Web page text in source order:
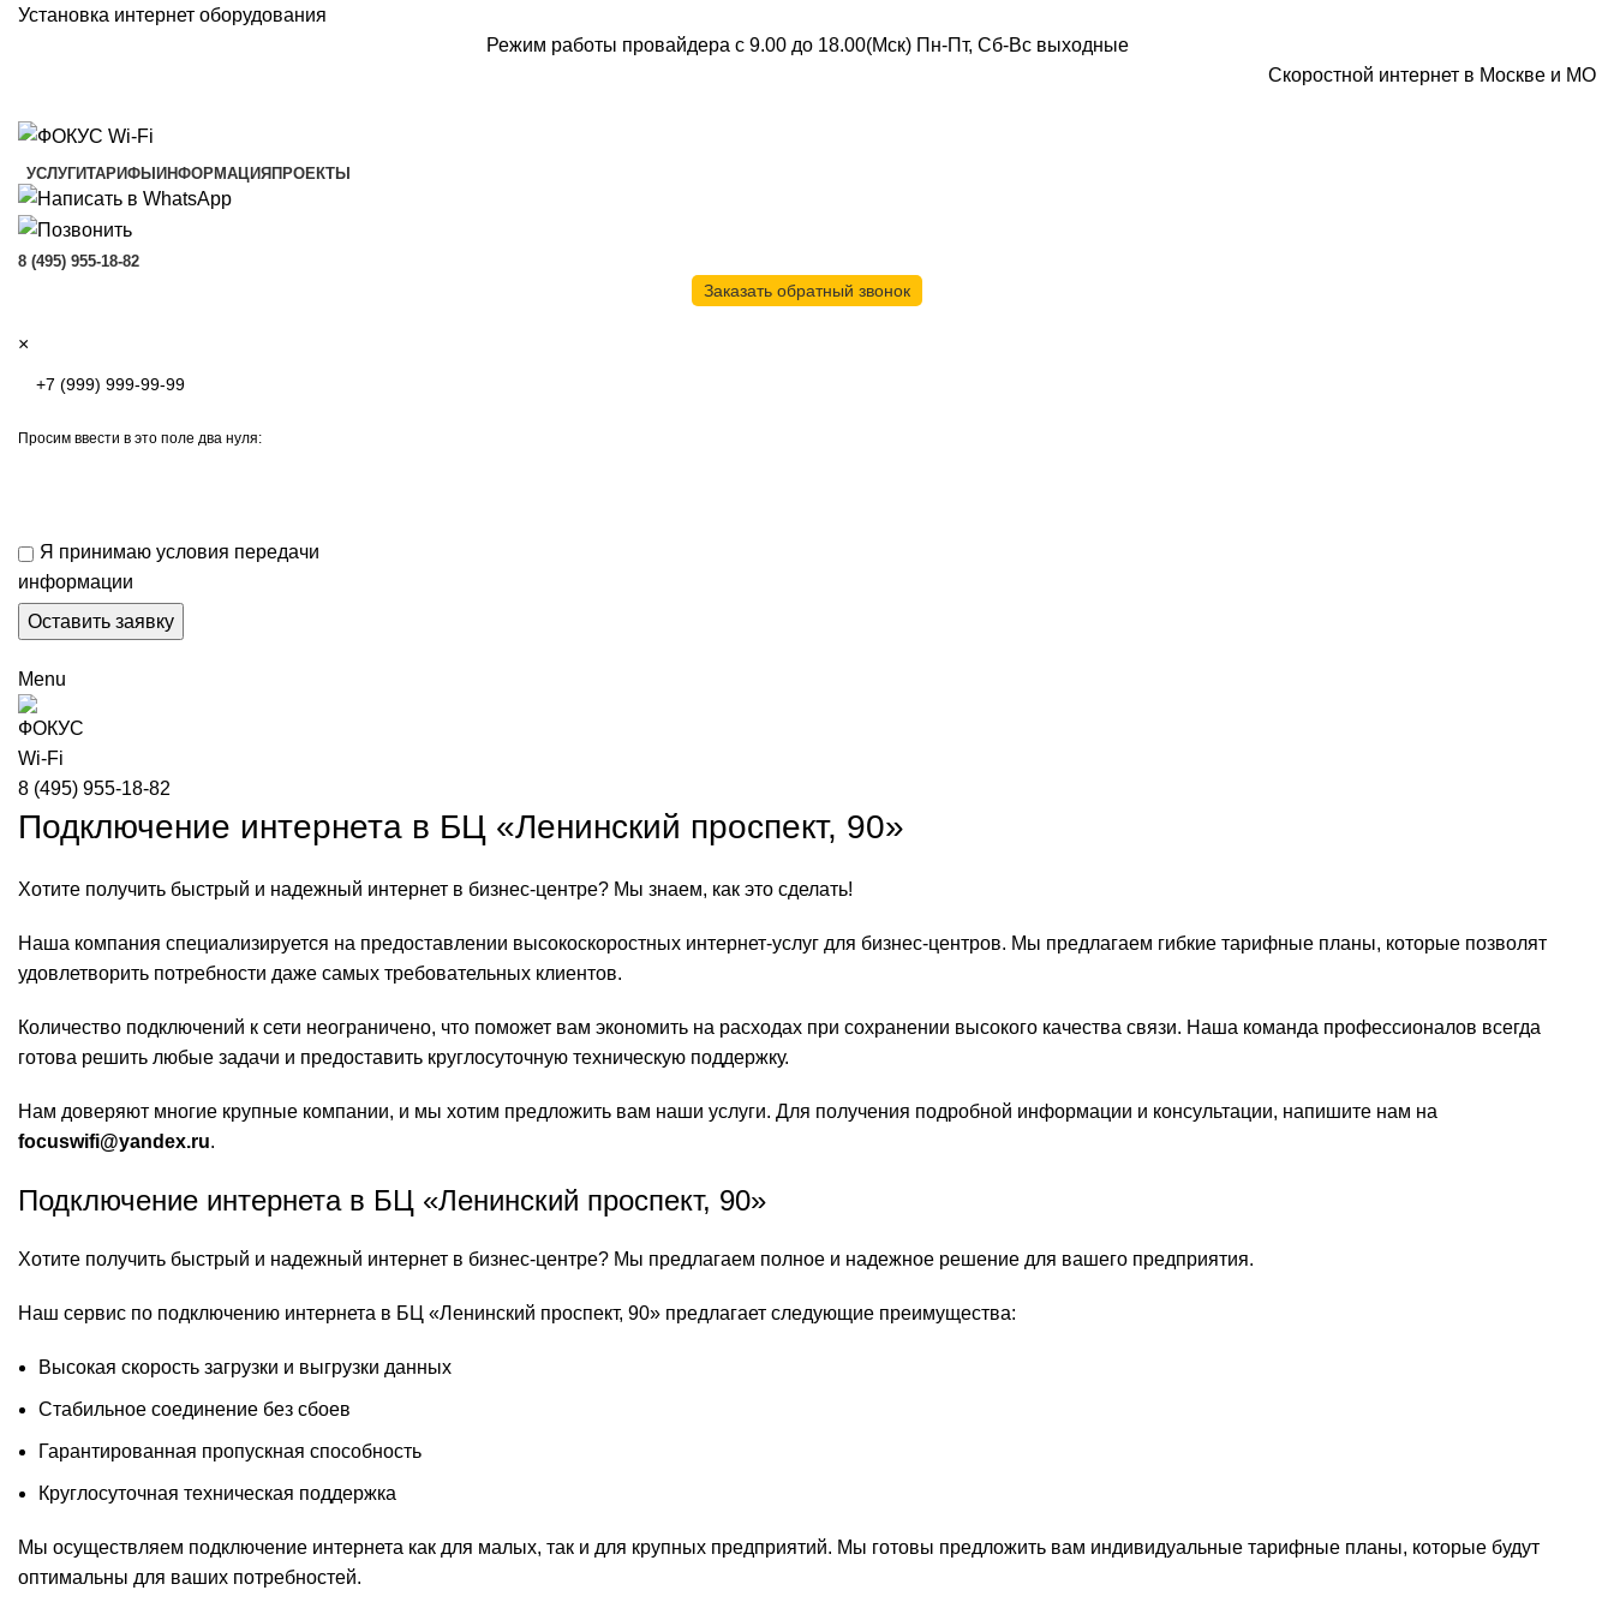
Установка интернет оборудования
Режим работы провайдера с 9.00 до 18.00(Мск) Пн-Пт, Сб-Вс выходные
Скоростной интернет в Москве и МО
УСЛУГИТАРИФЫ ИНФОРМАЦИЯ ПРОЕКТЫ
8 (495) 955-18-82
Заказать обратный звонок
×
Просим ввести в это поле два нуля:
Я принимаю условия передачи
информации
Menu
8 (495) 955-18-82
Подключение интернета в БЦ «Ленинский проспект, 90»
Хотите получить быстрый и надежный интернет в бизнес-центре? Мы знаем, как это сделать!
Наша компания специализируется на предоставлении высокоскоростных интернет-услуг для бизнес-центров. Мы предлагаем гибкие тарифные планы, которые позволят
удовлетворить потребности даже самых требовательных клиентов.
Количество подключений к сети неограничено, что поможет вам экономить на расходах при сохранении высокого качества связи. Наша команда профессионалов всегда
готова решить любые задачи и предоставить круглосуточную техническую поддержку.
Нам доверяют многие крупные компании, и мы хотим предложить вам наши услуги. Для получения подробной информации и консультации, напишите нам на
focuswifi@yandex.ru.
Подключение интернета в БЦ «Ленинский проспект, 90»
Хотите получить быстрый и надежный интернет в бизнес-центре? Мы предлагаем полное и надежное решение для вашего предприятия.
Наш сервис по подключению интернета в БЦ «Ленинский проспект, 90» предлагает следующие преимущества:
Высокая скорость загрузки и выгрузки данных
Стабильное соединение без сбоев
Гарантированная пропускная способность
Круглосуточная техническая поддержка
Мы осуществляем подключение интернета как для малых, так и для крупных предприятий. Мы готовы предложить вам индивидуальные тарифные планы, которые будут
оптимальны для ваших потребностей.